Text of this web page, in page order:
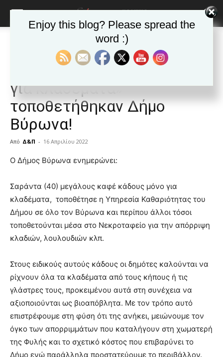
Ανακοινώσεις - Δελτία τύπου
Ανακοινώσεις - Δελτία τύπου Δημοφιλή άρθρα
Μεγάλοι καφέ κάδοι «μόνο
για κλαδέματα»
τοποθετήθηκαν Δήμο
Βύρωνα!
Από Δ&Π - 16 Απριλίου 2022
blonde
hot
cam
show.desi
xxx
lyons
you
the
meaning
of
pain.
pornhun
hd
Ο Δήμος Βύρωνα ενημερώνει:
Σαράντα (40) μεγάλους καφέ κάδους μόνο για
κλαδέματα, τοποθέτησε η Υπηρεσία Καθαριότητας του
Δήμου σε όλο τον Βύρωνα και περίπου άλλοι τόσοι
τοποθετούνται μέσα στο Νεκροταφείο για την απόρριψη
κλαδιών, λουλουδιών κλπ.
Στους ειδικούς αυτούς κάδους οι δημότες καλούνται να
ρίχνουν όλα τα κλαδέματα από τους κήπους ή τις
γλάστρες τους, προκειμένου αυτά στη συνέχεια να
αξιοποιούνται ως βιοαπόβλητα. Με τον τρόπο αυτό
επιστρέφουμε στη φύση ότι της ανήκει, μειώνουμε τον
όγκο των απορριμμάτων που καταλήγουν στη χωματερή
της Φυλής και το σχετικό κόστος που επιβαρύνει το
Δήμο ενώ παράλληλα προστατεύουμε το περιβάλλον.
Enjoy this blog? Please spread the
word :)